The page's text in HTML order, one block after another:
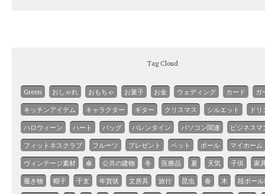
Tag Cloud
Green おしゃれ おもちゃ お菓子 お金 ウェディング カード ガ
キッチンアイテム キャラクター ギター クリスマス シルエット ド
ハロウィーン ハート バッグ バレンタイン パソコン関連 ビジネスマ
フィットネスクラブ フルーツ プレゼント ペット ボール マイホーム
ヴィンテージ素材 傘 公共の建物 冬 医療品 夏 天気 子供 家
履き物 帽子 干支 年賀状 文房具 旅行 昆虫 春 木 段ボー